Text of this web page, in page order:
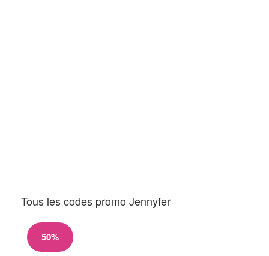
Tous les codes promo Jennyfer
50%